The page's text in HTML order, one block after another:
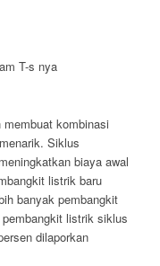
T-s nya
kombinasi
Siklus
biaya awal
listrik baru
banyak pembangkit
listrik siklus
dilaporkan